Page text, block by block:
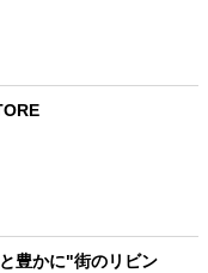
豊かに"街のリビン